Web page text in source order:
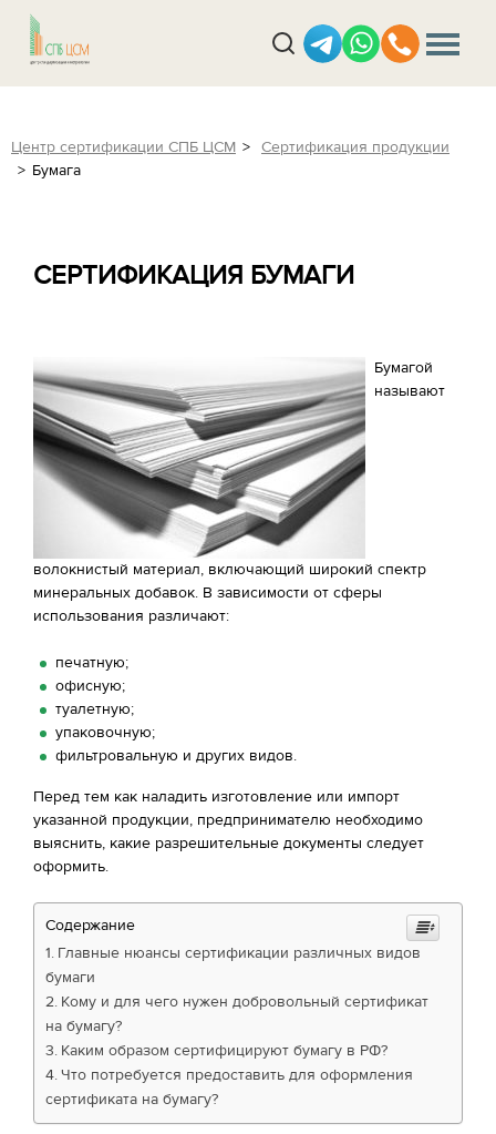
Центр сертификации СПБ ЦСМ
Сертификация продукции
Бумага
СЕРТИФИКАЦИЯ БУМАГИ
Бумагой
называют
волокнистый материал, включающий широкий спектр
минеральных добавок. В зависимости от сферы
использования различают:
печатную;
офисную;
туалетную;
упаковочную;
фильтровальную и других видов.
Перед тем как наладить изготовление или импорт
указанной продукции, предпринимателю необходимо
выяснить, какие разрешительные документы следует
оформить.
Содержание
Главные нюансы сертификации различных видов
бумаги
Кому и для чего нужен добровольный сертификат
на бумагу?
Каким образом сертифицируют бумагу в РФ?
Что потребуется предоставить для оформления
сертификата на бумагу?